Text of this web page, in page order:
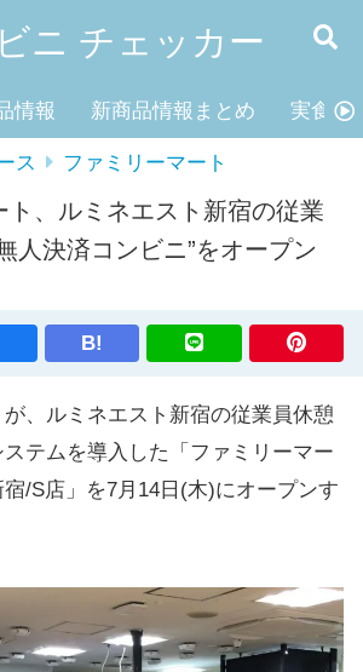
ニ チェッカー
情報 新商品情報まとめ 実食レ
ス ファミリーマート
ト、ルミネエスト新宿の従業
人決済コンビニ”をオープン
B!
、ルミネエスト新宿の従業員休憩
テムを導入した「ファミリーマー
宿/S店」を7月14日(木)にオープンす